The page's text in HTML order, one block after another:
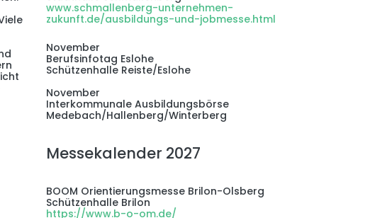
www.schmallenberg-unternehmen-
zukunft.de/ausbildungs-und-jobmesse.html
November
Berufsinfotag Eslohe
Schützenhalle Reiste/Eslohe
November
Interkommunale Ausbildungsbörse
Medebach/Hallenberg/Winterberg
Messekalender 2027
BOOM Orientierungsmesse Brilon-Olsberg
Schützenhalle Brilon
https://www.b-o-om.de/